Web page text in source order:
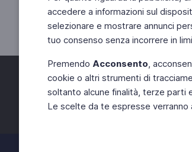
accedere a informazioni sul
selezionare e mostrare annunci
tuo consenso senza incorrere in
Premendo Acconsento,
cookie o altri strumenti di
soltanto alcune finalità, terze parti
Le scelte da te espresse
Facebook